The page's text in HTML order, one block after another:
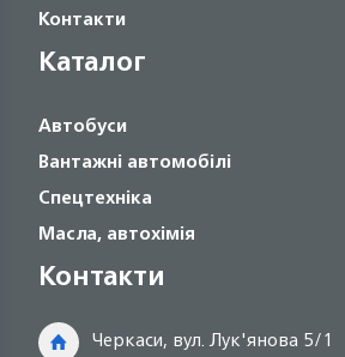
Контакти
Каталог
Автобуси
Вантажні автомобілі
Спецтехніка
Масла, автохімія
Контакти
Черкаси, вул. Лук'янова 5/1